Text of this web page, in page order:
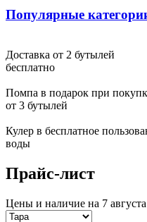
Популярные
Доставка от 2 бутылей
бесплатно
Помпа в подарок при
от 3 бутылей
Кулер в бесплатное
воды
Прайс-лист
Цены и наличие на 7 августа
У меня долго пустовала
вызвала замерщика. И
закончен, могу точно
тоже время качественно. Да
получилось как и
Обработка
Я ознакомлен с соглашением
персональных данных.
Согласен